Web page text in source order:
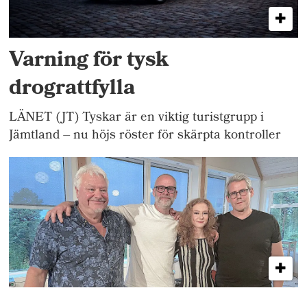
Varning för tysk
drograttfylla
LÄNET (JT) Tyskar är en viktig turistgrupp i
Jämtland – nu höjs röster för skärpta kontroller